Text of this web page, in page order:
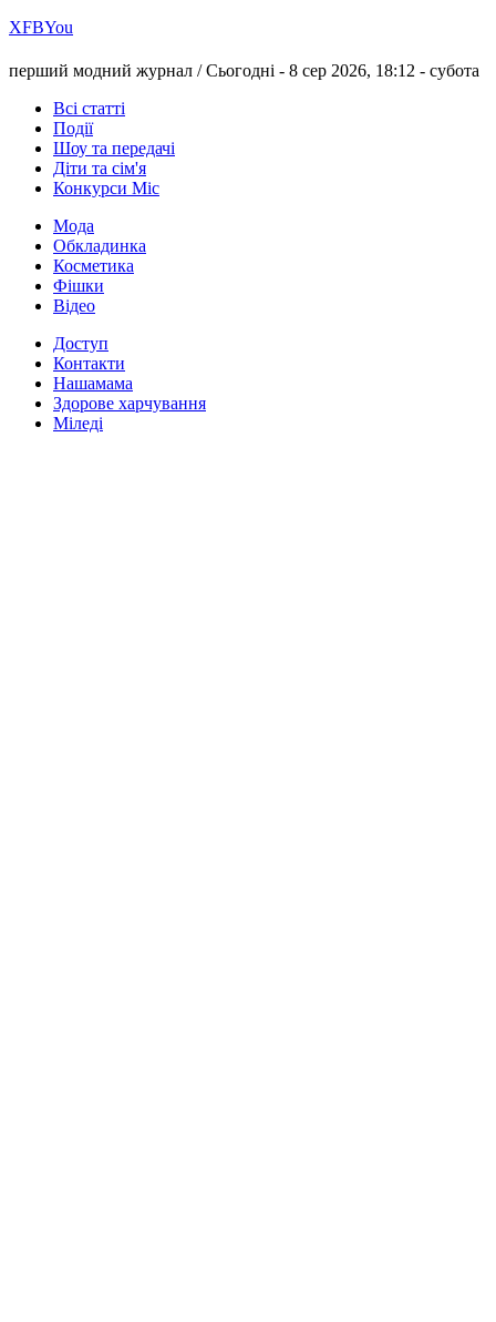
ХFBYou
перший модний журнал /Сьогодні - 8 сер 2026, 18:12 - субота
Всі статті
Події
Шоу та передачі
Діти та сім'я
Конкурси Міс
Мода
Обкладинка
Косметика
Фішки
Відео
Доступ
Контакти
Нашамама
Здорове харчування
Міледі